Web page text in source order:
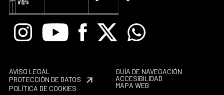
InstagramYoutube Facebook
X Whatsapp
AVISO LEGAL
PROTECCIÓN DE DATOS
POLÍTICA DE COOKIES
GUÍA DE NAVEGACIÓN
ACCESIBILIDAD
MAPA WEB